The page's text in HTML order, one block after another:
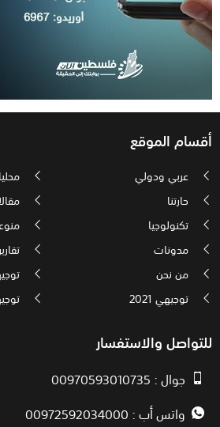
أقسام الموقع
عربي ودولي
حارتنا
تكنولوجيا
مدونات
من نحن
توجيهي 2021
للتواصل والاستفسار
جوال : 00970593010735
واتس أب : 00972592034000